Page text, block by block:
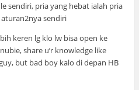
sendiri, pria yang hebat ialah pria
sendiri
keren lg klo lw bisa open ke
share u’r knowledge like
but bad boy kalo di depan HB